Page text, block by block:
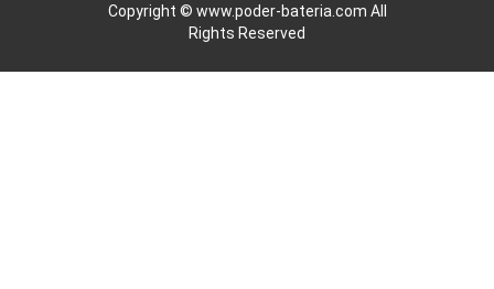
Copyright © www.poder-bateria.com All
Rights Reserved